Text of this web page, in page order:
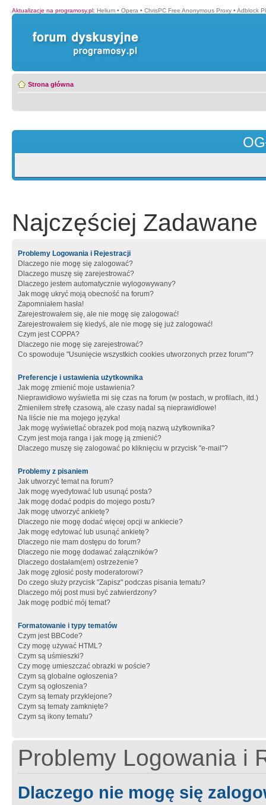
Aktualizacje na programosy.pl: Helium • Opera • ChrisPC Free Anonymous Proxy • Adblock
Strona główna
Najczęściej Zadawane
Problemy Logowania i Rejestracji
Dlaczego nie mogę się zalogować?
Dlaczego muszę się zarejestrować?
Dlaczego jestem automatycznie wylogowywany?
Jak mogę ukryć moją obecność na forum?
Zapomniałem hasła!
Zarejestrowałem się, ale nie mogę się zalogować!
Zarejestrowałem się kiedyś, ale nie mogę się już zalogować!
Czym jest COPPA?
Dlaczego nie mogę się zarejestrować?
Co spowoduje "Usunięcie wszystkich cookies utworzonych przez forum"?
Preferencje i ustawienia użytkownika
Jak mogę zmienić moje ustawienia?
Nieprawidłowo wyświetla mi się czas na forum (w postach, w profilach, itd.)
Zmieniłem strefę czasową, ale czasy nadal są nieprawidłowe!
Na liście nie ma mojego języka!
Jak mogę wyświetlać obrazek pod moją nazwą użytkownika?
Czym jest moja ranga i jak mogę ją zmienić?
Dlaczego muszę się zalogować po kliknięciu w przycisk "e-mail"?
Problemy z pisaniem
Jak utworzyć temat na forum?
Jak mogę wyedytować lub usunąć posta?
Jak mogę dodać podpis do mojego postu?
Jak mogę utworzyć ankietę?
Dlaczego nie mogę dodać więcej opcji w ankiecie?
Jak mogę edytować lub usunąć ankietę?
Dlaczego nie mam dostępu do forum?
Dlaczego nie mogę dodawać załączników?
Dlaczego dostałam(em) ostrzeżenie?
Jak mogę zgłosić posty moderatorowi?
Do czego służy przycisk "Zapisz" podczas pisania tematu?
Dlaczego mój post musi być zatwierdzony?
Jak mogę podbić mój temat?
Formatowanie i typy tematów
Czym jest BBCode?
Czy mogę używać HTML?
Czym są uśmieszki?
Czy mogę umieszczać obrazki w poście?
Czym są globalne ogłoszenia?
Czym są ogłoszenia?
Czym są tematy przyklejone?
Czym są tematy zamknięte?
Czym są ikony tematu?
Problemy Logowania i
Dlaczego nie mogę się